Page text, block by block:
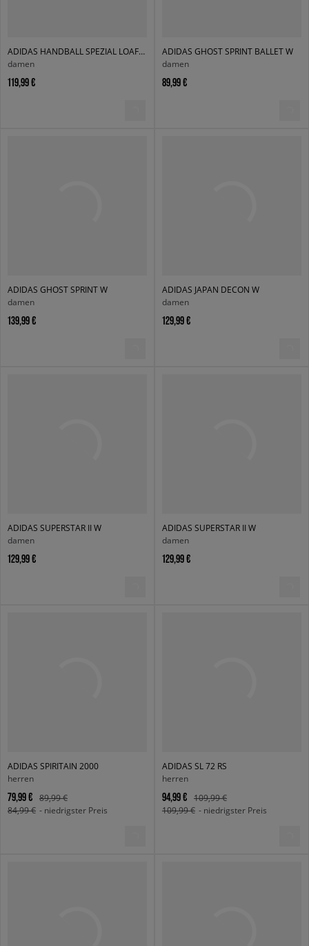
ADIDAS HANDBALL SPEZIAL LOAFER W
damen
119,99 €
ADIDAS GHOST SPRINT BALLET W
damen
89,99 €
ADIDAS GHOST SPRINT W
damen
139,99 €
ADIDAS JAPAN DECON W
damen
129,99 €
ADIDAS SUPERSTAR II W
damen
129,99 €
ADIDAS SUPERSTAR II W
damen
129,99 €
ADIDAS SPIRITAIN 2000
herren
79,99 €
89,99 €
84,99 € - niedrigster Preis
ADIDAS SL 72 RS
herren
94,99 €
109,99 €
109,99 € - niedrigster Preis